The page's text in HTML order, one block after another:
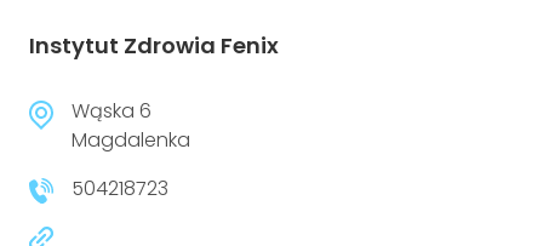
Instytut Zdrowia Fenix
Wąska 6
Magdalenka
504218723